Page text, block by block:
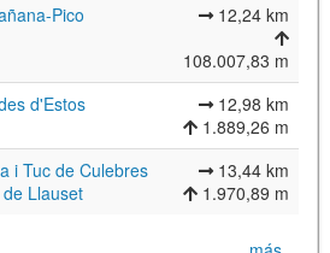
Pico
12,24 km
108.007,83 m
d'Estos
12,98 km
1.889,26 m
i Tuc de Culebres
Llauset
13,44 km
1.970,89 m